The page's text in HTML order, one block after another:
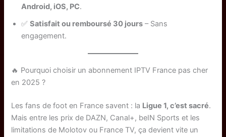
Android, iOS, PC.
✅Satisfait ou remboursé 30 jours – Sans
engagement.
🔥 Pourquoi choisir un abonnement IPTV France pas cher
en 2025 ?
Les fans de foot en France savent : la Ligue 1, c’est sacré.
Mais entre les prix de DAZN, Canal+, beIN Sports et les
limitations de Molotov ou France TV, ça devient vite un